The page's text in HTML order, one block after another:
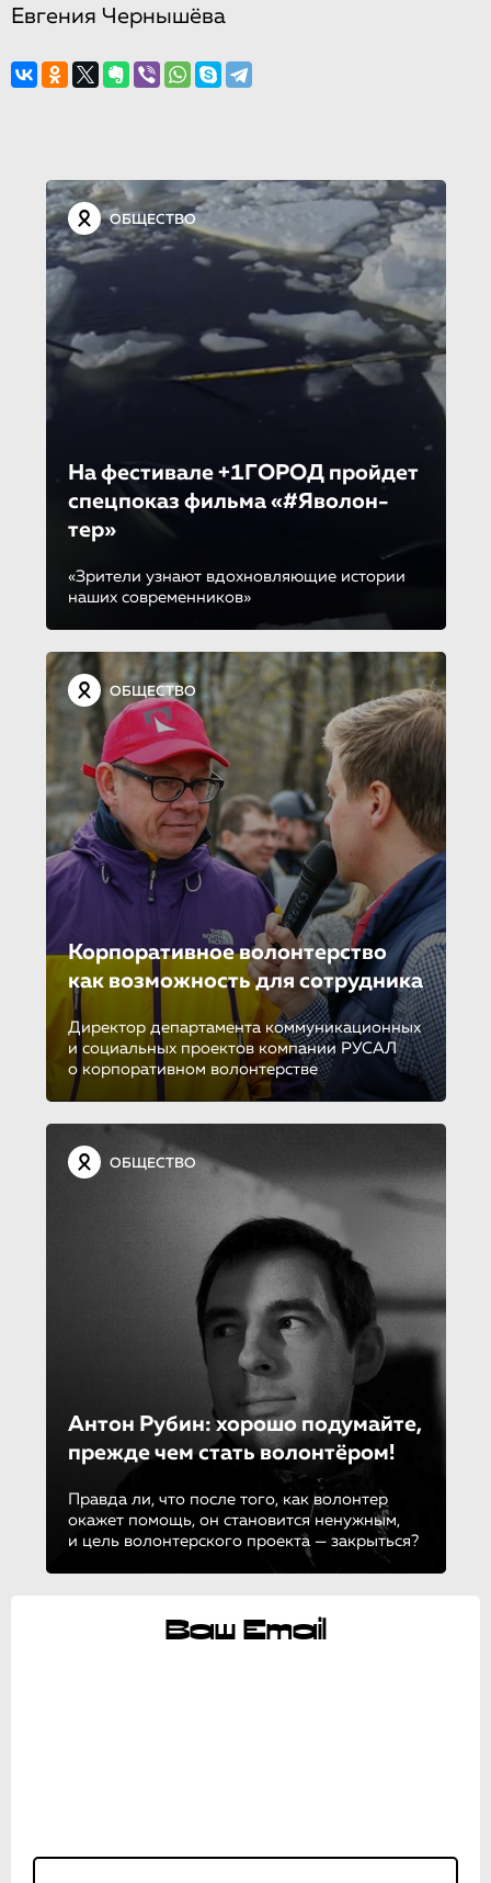
Евгения Чернышёва
ОБЩЕСТВО
На фестивале +1ГОРОД пройдет
спецпоказ фильма «#Яволон­
тер»
«Зрители узнают вдохновляющие истории
наших современников»
ОБЩЕСТВО
Корпоративное волонтерство
как возможность для сотрудника
Директор департамента коммуникационных
и социальных проектов компании РУСАЛ
о корпоративном волонтерстве
ОБЩЕСТВО
Антон Рубин: хорошо подумайте,
прежде чем стать волонтёром!
Правда ли, что после того, как волонтер
окажет помощь, он становится ненужным,
и цель волонтерского проекта — закрыться?
Ваш Email